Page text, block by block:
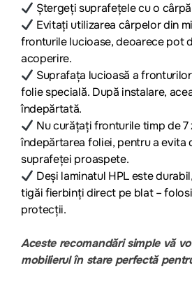
Ștergeți suprafețele cu o
Evitați utilizarea cârpelor din
fronturile lucioase, deoarece pot
acoperire.
Suprafața lucioasă a
folie specială. După instalare,
îndepărtată.
Nu curățați fronturile timp de 7
îndepărtarea foliei, pentru a evita
suprafeței proaspete.
Deși laminatul HPL este
tigăi fierbinți direct pe blat –
protecții.
Aceste recomandări simple vă
mobilierul în stare perfectă